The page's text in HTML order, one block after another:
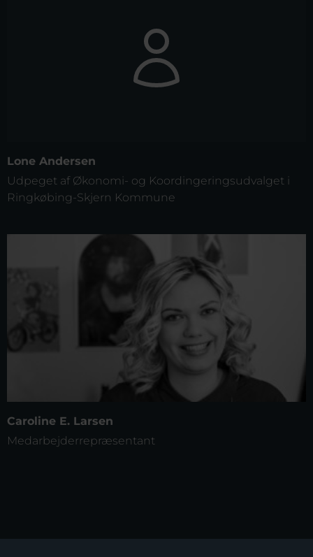
Lone Andersen
Udpeget af Økonomi- og Koordingeringsudvalget i
Ringkøbing-Skjern Kommune
Caroline E. Larsen
Medarbejderrepræsentant